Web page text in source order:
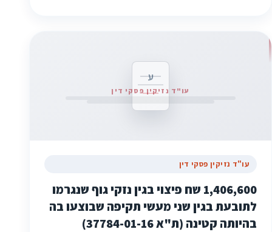
ע
עו"ד נזיקין פסקי דין
עו"ד נזיקין פסקי דין
1,406,600 שח פיצוי בגין נזקי גוף שנגרמו
לתובעת בגין שני מעשי תקיפה שבוצעו בה
בהיותה קטינה (ת"א 37784-01-16)